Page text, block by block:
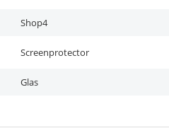
Shop4
Screenprotector
Glas